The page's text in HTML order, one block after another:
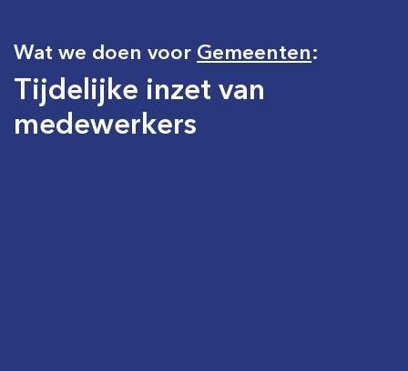
Wat we doen voor Gemeenten:
Tijdelijke inzet van
medewerkers